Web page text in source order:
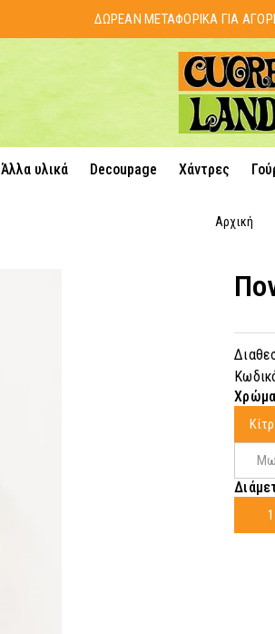
ΔΩΡΕΑΝ ΜΕΤΑΦΟΡΙΚΑ ΓΙΑ
Άλλα υλικά Decoupage Χάντρες
Αρχική
Χρώμα
1